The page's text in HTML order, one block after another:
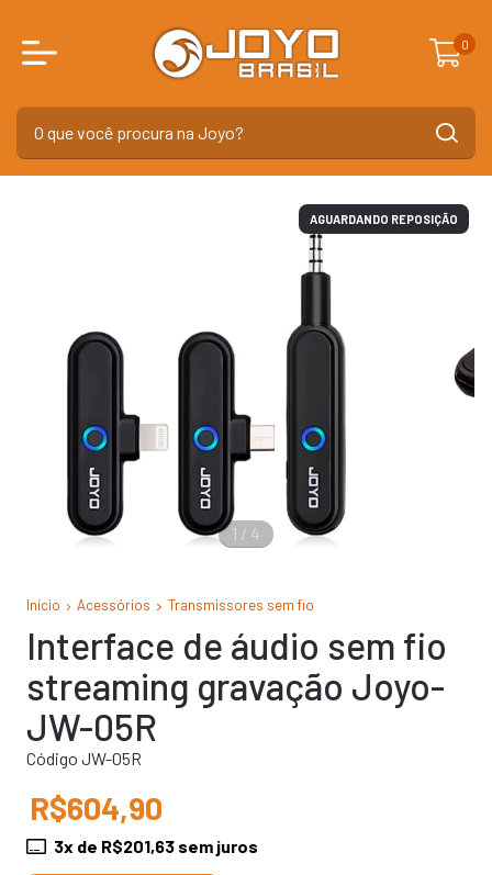
0
AGUARDANDO REPOSIÇÃO
1 / 4
Início Acessórios Transmissores sem fio
Interface de áudio sem fio
streaming gravação Joyo-
JW-05R
Código JW-05R
R$604,90
3x de R$201,63 sem juros